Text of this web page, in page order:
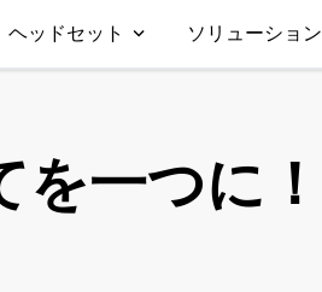
ヘッドセット ソリューション
一つに！